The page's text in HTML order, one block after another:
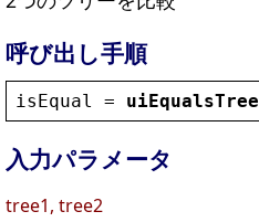
呼び出し手順
isEqual = uiEqualsTree
入力パラメータ
tree1, tree2